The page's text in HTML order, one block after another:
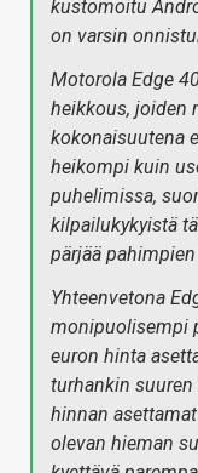
kustomoitu
on varsin
Motorola Edge
heikkous, joiden
kokonaisuutena
heikompi kuin
puhelimissa,
kilpailukykyistä
pärjää
Yhteenvetona
monipuolisempi
euron hinta
turhankin suuren
hinnan
olevan hieman